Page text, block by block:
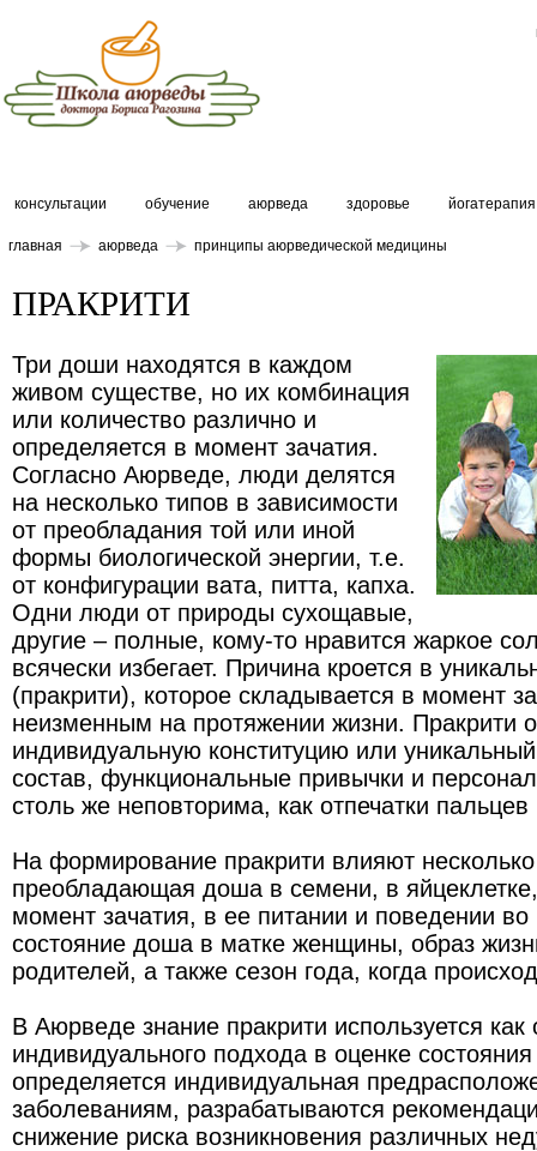
консультации обучение аюрведа здоровье йогатерапия
главная аюрведа принципы аюрведической медицины
ПРАКРИТИ
Три доши находятся в каждом
живом существе, но их комбинация
или количество различно и
определяется в момент зачатия.
Согласно Аюрведе, люди делятся
на несколько типов в зависимости
от преобладания той или иной
формы биологической энергии, т.е.
от конфигурации вата, питта, капха.
Одни люди от природы сухощавые,
другие – полные, кому-то нравится жаркое
всячески избегает. Причина кроется в
(пракрити), которое складывается в момент
неизменным на протяжении жизни. Пракрити
индивидуальную конституцию или
состав, функциональные привычки и
столь же неповторима, как отпечатки пальцев
На формирование пракрити влияют
преобладающая доша в семени, в
момент зачатия, в ее питании и поведении
состояние доша в матке женщины, образ
родителей, а также сезон года, когда
В Аюрведе знание пракрити используется как
индивидуального подхода в оценке
определяется индивидуальная
заболеваниям, разрабатываются
снижение риска возникновения различных